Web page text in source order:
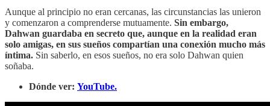
Aunque al principio no eran cercanas, las circunstancias las unieron
y comenzaron a comprenderse mutuamente. Sin embargo,
Dahwan guardaba en secreto que, aunque en la realidad eran
solo amigas, en sus sueños compartían una conexión mucho más
íntima. Sin saberlo, en esos sueños, no era solo Dahwan quien
soñaba.
Dónde ver: YouTube.